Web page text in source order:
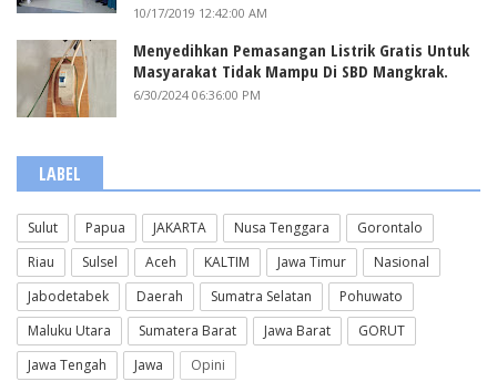
10/17/2019 12:42:00 AM
Menyedihkan Pemasangan Listrik Gratis Untuk
Masyarakat Tidak Mampu Di SBD Mangkrak.
6/30/2024 06:36:00 PM
LABEL
Sulut Papua JAKARTA Nusa Tenggara
Gorontalo
Riau
Sulsel Aceh KALTIM Jawa Timur
Nasional
Jabodetabek
Daerah Sumatra Selatan
Pohuwato
Maluku Utara
Sumatera Barat Jawa Barat
GORUT
Jawa Tengah
Jawa Opini